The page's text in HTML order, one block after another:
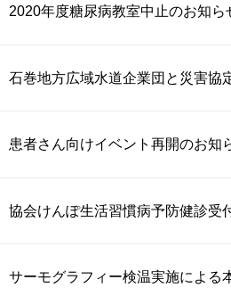
2020年度糖尿病教室中止のお知ら
石巻地方広域水道企業団と災害協
患者さん向けイベント再開のお知
協会けんぽ生活習慣病予防健診受
サーモグラフィー検温実施による